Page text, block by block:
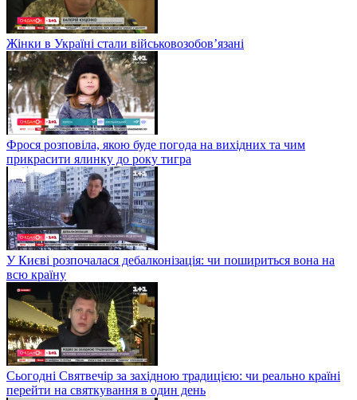
Жінки в Україні стали військовозобов’язані
Фрося розповіла, якою буде погода на вихідних та чим
прикрасити ялинку до року тигра
У Києві розпочалася дебалконізація: чи пошириться вона на
всю країну
Сьогодні Святвечір за західною традицією: чи реально країні
перейти на святкування в один день